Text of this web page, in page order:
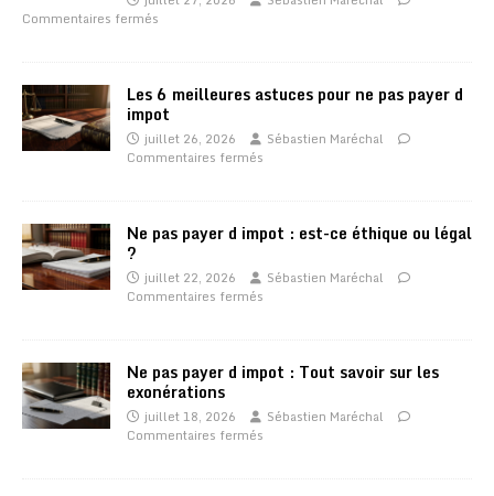
Commentaires fermés
Les 6 meilleures astuces pour ne pas payer d
impot
juillet 26, 2026
Sébastien Maréchal
Commentaires fermés
Ne pas payer d impot : est-ce éthique ou légal
?
juillet 22, 2026
Sébastien Maréchal
Commentaires fermés
Ne pas payer d impot : Tout savoir sur les
exonérations
juillet 18, 2026
Sébastien Maréchal
Commentaires fermés